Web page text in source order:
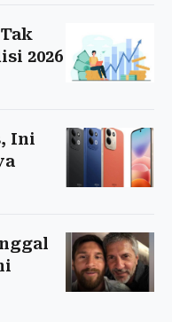
2026
Ini